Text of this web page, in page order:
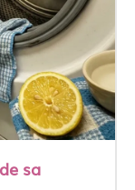
sa